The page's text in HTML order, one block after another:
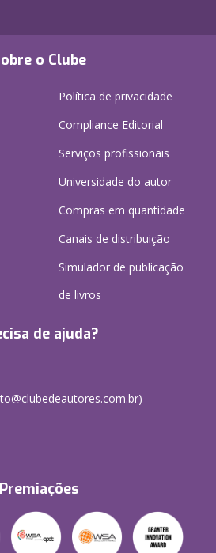
o Clube
Política de privacidade
Compliance Editorial
Serviços profissionais
Universidade do autor
Compras em quantidade
Canais de distribuição
Simulador de publicação
de livros
de ajuda?
Premiações